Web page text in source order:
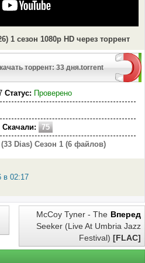
1 сезон 1080p HD через торрент
торрент: 33 дня.torrent
Статус: Проверено
Скачали:
75
Dias) Сезон 1 (6 файлов)
в 02:17
Вперед
McCoy Tyner - The
Seeker (Live At Umbria Jazz
Festival) [FLAC]